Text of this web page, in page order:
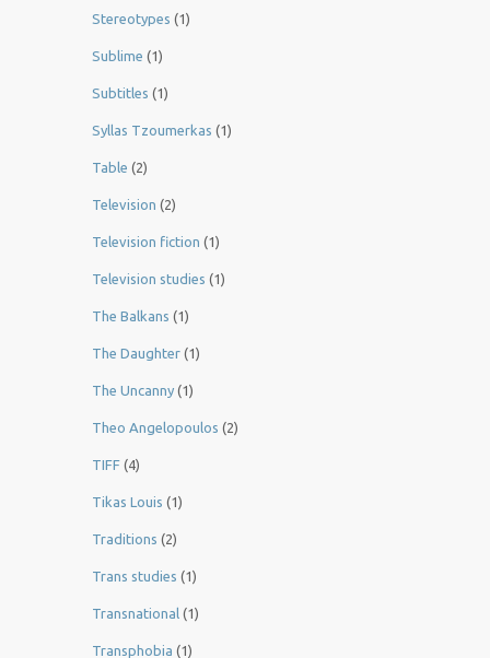
Stereotypes (1)
Sublime (1)
Subtitles (1)
Syllas Tzoumerkas (1)
Table (2)
Television (2)
Television fiction (1)
Television studies (1)
The Balkans (1)
The Daughter (1)
The Uncanny (1)
Theo Angelopoulos (2)
TIFF (4)
Tikas Louis (1)
Traditions (2)
Trans studies (1)
Transnational (1)
Transphobia (1)